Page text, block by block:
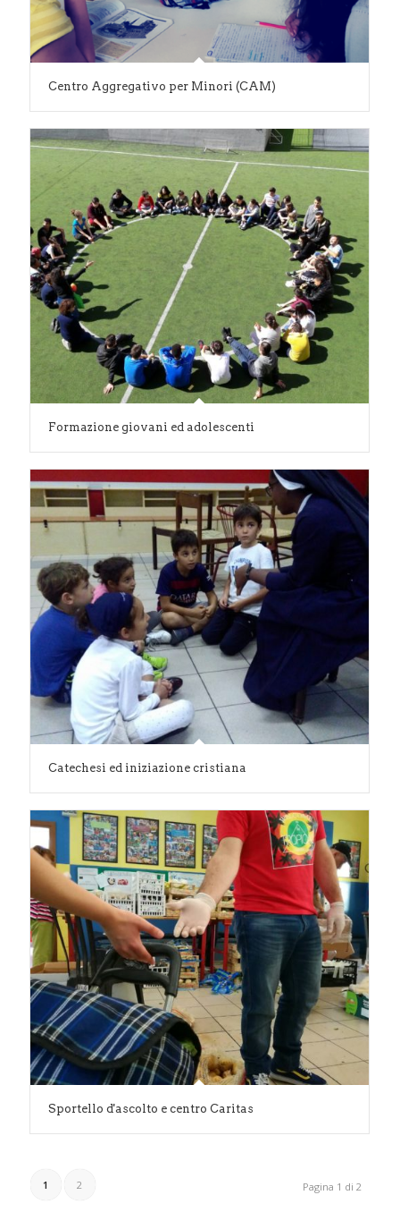
Centro Aggregativo per Minori (CAM)
Formazione giovani ed adolescenti
Catechesi ed iniziazione cristiana
Sportello d'ascolto e centro Caritas
Pagina 1 di 2
1 2